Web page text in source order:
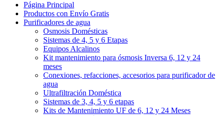
Página Principal
Productos con Envío Gratis
Purificadores de agua
Osmosis Domésticas
Sistemas de 4, 5 y 6 Etapas
Equipos Alcalinos
Kit mantenimiento para ósmosis Inversa 6, 12 y 24
meses
Conexiones, refacciones, accesorios para purificador de
agua
Ultrafiltración Doméstica
Sistemas de 3, 4, 5 y 6 etapas
Kits de Mantenimiento UF de 6, 12 y 24 Meses